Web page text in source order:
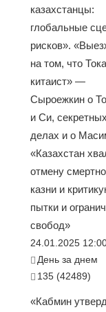
казахстанцы:
глобальные
рисков».
на том, что
китаист» —
Сыроежкин о
и Си, секретных
делах и о
«Казахстан
отмену
казни и
пытки и
свобод»
24.01.2025
День за днем
135 (42489)
«Кабмин